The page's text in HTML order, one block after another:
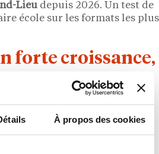
À propos des cookies
Lieu depuis 2026. Un test de
école sur les formats les plus
forte croissance,
sous-
est porteur. Selon la
Self-Stockage